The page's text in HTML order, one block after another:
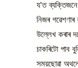
য’ত ব্যক্তিজনে
নিজৰ
উল্লেখ কৰাৰ
চাকৰিটো পাব
সময়ছোৱা অথলে